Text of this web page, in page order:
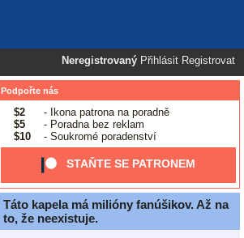
Neregistrovaný Přihlásit Registrovat
Podpořte nás
$2
- Ikona patrona na poradně
$5
- Poradna bez reklam
$10
- Soukromé poradenství
STAŇTE SE PATRONEM
Táto kapela má milióny fanúšikov. Až na
to, že neexistuje.